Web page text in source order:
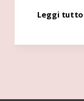
Leggi tutto